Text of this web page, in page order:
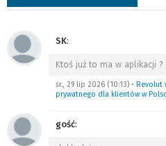
SK:
Ktoś już to ma w aplikacji ?
śr., 29 lip 2026 (10:13) • Revolut
prywatnego dla klientów w
gość: